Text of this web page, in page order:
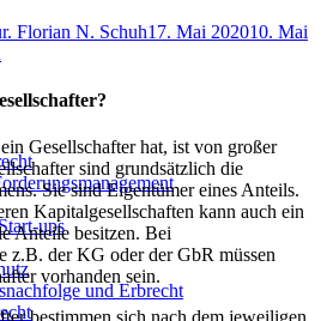
ups
und Erbrecht
Florian N. SchuhPosted
17. Mai 202010. Mai
Gesellschafter hat, ist von großer
sind grundsätzlich die
Sie sind Eigentümer eines Anteils.
Kapitalgesellschaften kann auch ein
Anteile besitzen. Bei
z.B. der KG oder der GbR müssen
vorhanden sein.